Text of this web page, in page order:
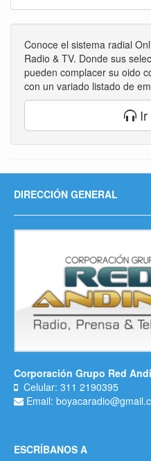
Conoce el sistema radial
Radio & TV. Donde sus
pueden complacer su oido
con un variado listado de
DIRECCIÓN GENERAL
Corporación Grupo Red
Celular: 311 2190395
Email:
ESCRÍBANOS A